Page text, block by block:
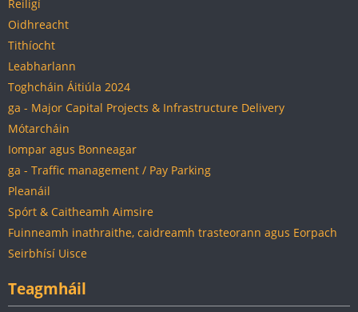
Reiligí
Oidhreacht
Tithíocht
Leabharlann
Toghcháin Áitiúla 2024
ga - Major Capital Projects & Infrastructure Delivery
Mótarcháin
Iompar agus Bonneagar
ga - Traffic management / Pay Parking
Pleanáil
Spórt & Caitheamh Aimsire
Fuinneamh inathraithe, caidreamh trasteorann agus Eorpach
Seirbhísí Uisce
Teagmháil